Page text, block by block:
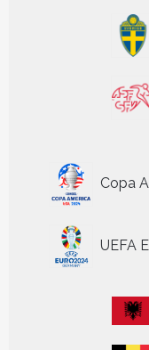
Copa
UEFA